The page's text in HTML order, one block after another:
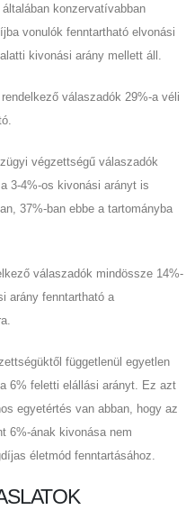
konzervatívabban
vonulók fenntartható elvonási
kivonási arány mellett áll.
válaszadók 29%-a véli
végzettségű válaszadók
3-4%-os kivonási arányt is
37%-ban ebbe a tartományba
válaszadók mindössze 14%-
arány fenntartható a
függetlenül egyetlen
6% feletti elállási arányt. Ez azt
egyetértés van abban, hogy az
6%-ának kivonása nem
életmód fenntartásához.